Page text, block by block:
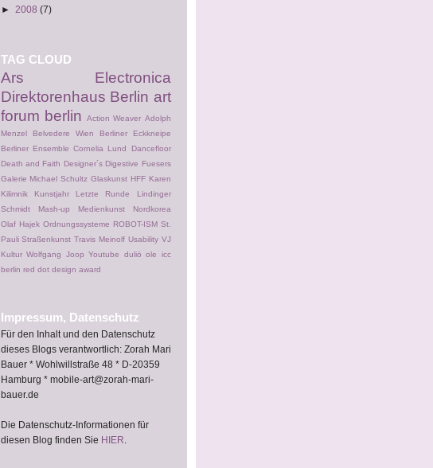
► 2008 (7)
TAG CLOUD
Ars Electronica
Direktorenhaus Berlin art
forum berlin
Action Weaver Adolph
Menzel
Belvedere Wien
Berliner Eckkneipe
Berliner Ensemble Cornelia Lund
Dancefloor
Death and Faith Designer´s Digestive Fuesers
Galerie Michael Schultz Glaskunst HFF Karen
Kilimnik
Kunstjahr Letzte Runde
Lindinger
Schmidt
Mash-up Medienkunst
Nordkorea
Olaf Hajek Ordnungssysteme ROBOT-ISM St.
Pauli Straßenkunst Travis Meinolf Usability VJ
Kultur Wolfgang Joop Youtube duliö ole
icc
berlin red dot design award
Impressum, Datenschutz
Für den Inhalt und den Datenschutz
dieses Blogs verantwortlich: Zorah Mari
Bauer * Wohlwillstraße 48 * D-20359
Hamburg * mobile-art@zorah-mari-
bauer.de
Die Datenschutz-Informationen für
diesen Blog finden Sie HIER.